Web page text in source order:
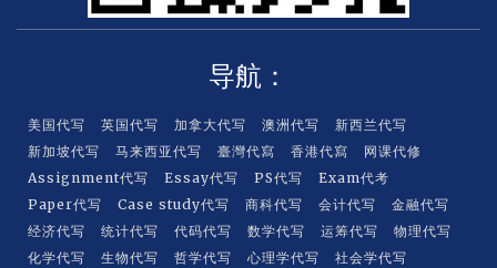
导航：
美国代写 英国代写 加拿大代写 澳洲代写
新西兰代写
新加坡代写
马来西亚代写 臺灣代寫 香港代寫
网课代修
Assignment代写
Essay代写 PS代写
Exam代考
Paper代写
Case study代写 商科代写 会计代写
金融代写
经济代写
统计代写 代码代写 数学代写 运筹代写
物理代写
化学代写
生物代写 哲学代写 心理学代写
社会学代写